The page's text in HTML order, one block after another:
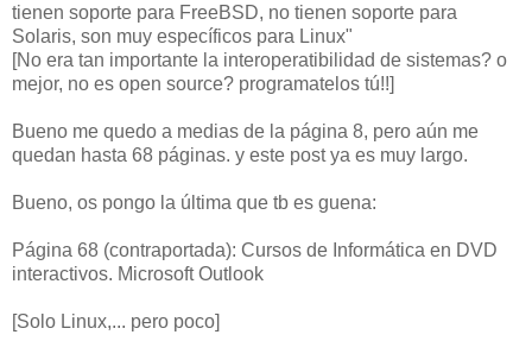
tienen soporte para FreeBSD, no tienen soporte para
Solaris, son muy específicos para Linux"
[No era tan importante la interoperatibilidad de sistemas? o
mejor, no es open source? programatelos tú!!]
Bueno me quedo a medias de la página 8, pero aún me
quedan hasta 68 páginas. y este post ya es muy largo.
Bueno, os pongo la última que tb es guena:
Página 68 (contraportada): Cursos de Informática en DVD
interactivos. Microsoft Outlook
[Solo Linux,... pero poco]